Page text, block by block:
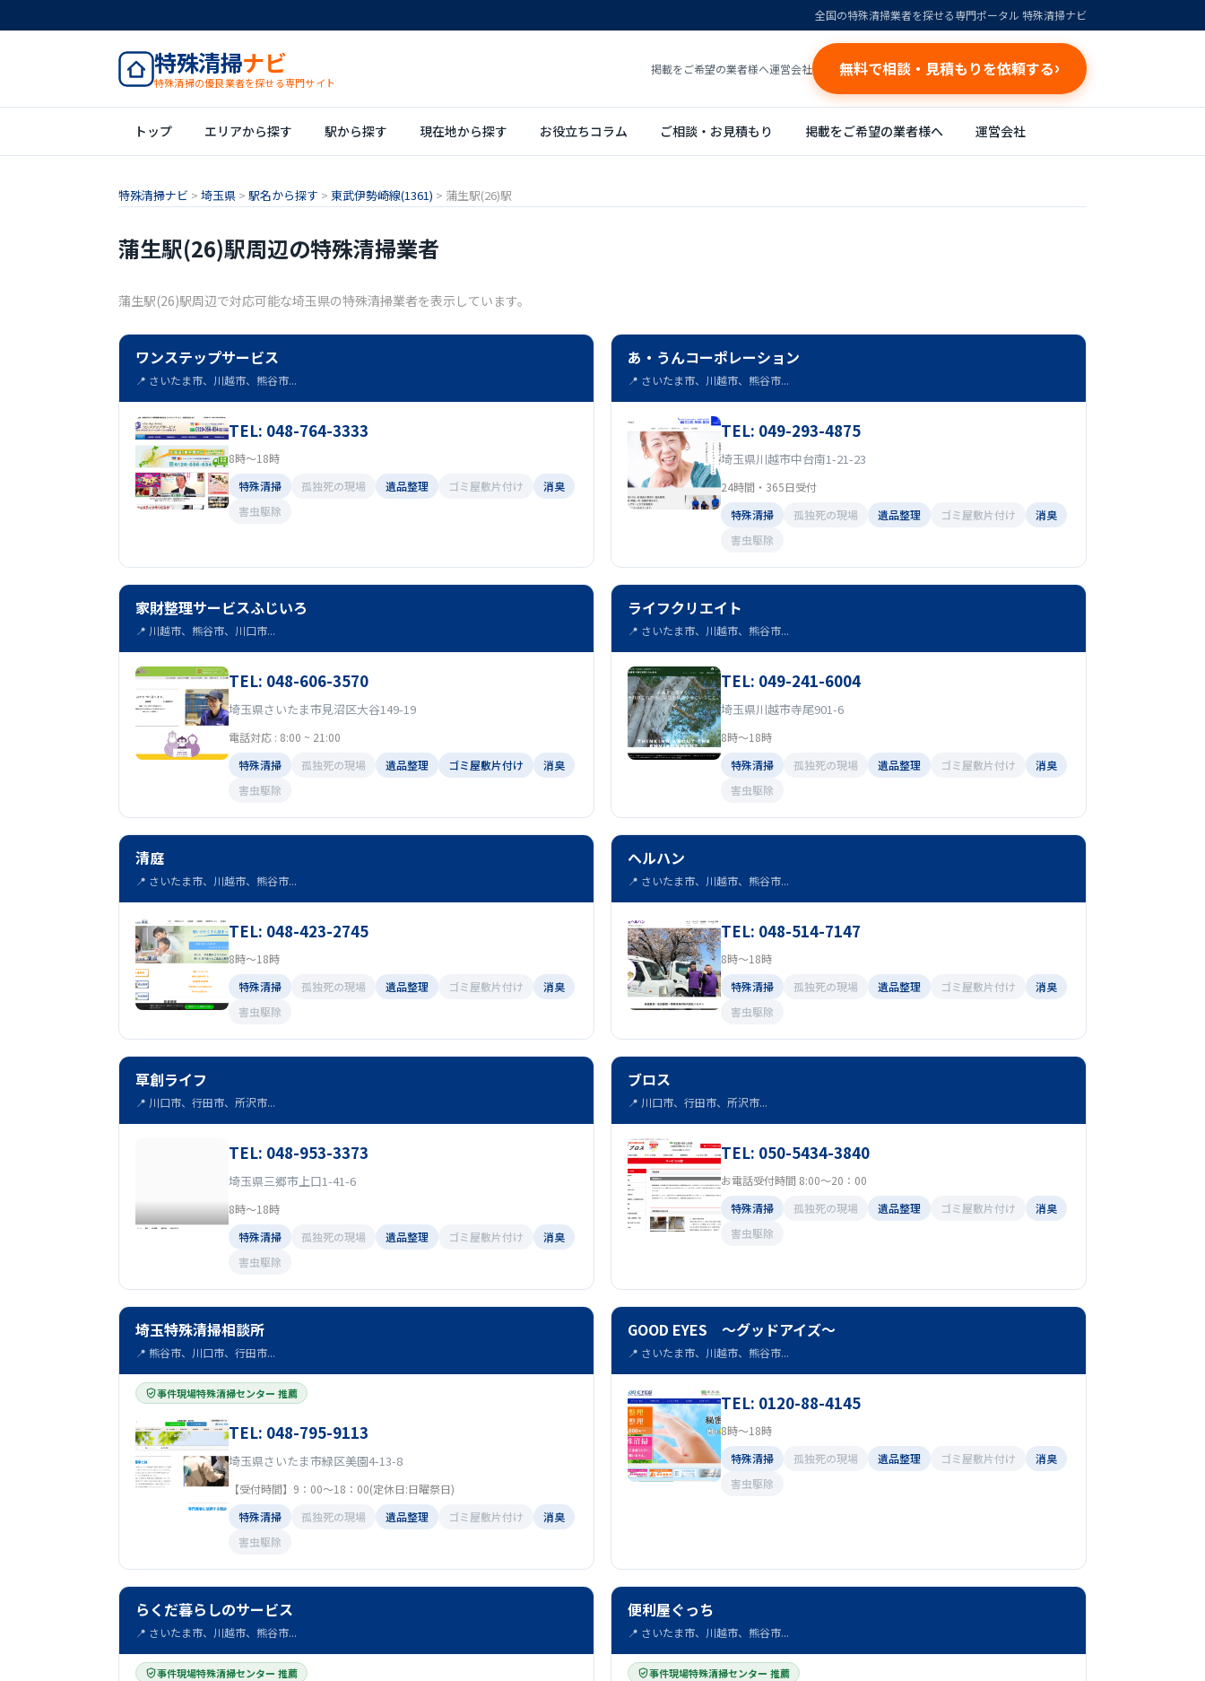
全国の特殊清掃業者を探せる専門ポータル 特殊清掃ナビ
特殊清掃ナビ
特殊清掃の優良業者を探せる専門サイト
掲載をご希望の業者様へ運営会社 無料で相談・見積もりを依頼する
トップ エリアから探す 駅から探す 現在地から探す お役立ちコラム ご相談・お見積もり 掲載をご希望の業者様へ 運営会社
特殊清掃ナビ > 埼玉県 > 駅名から探す > 東武伊勢崎線(1361) > 蒲生駅(26)駅
蒲生駅(26)駅周辺の特殊清掃業者
蒲生駅(26)駅周辺で対応可能な埼玉県の特殊清掃業者を表示しています。
ワンステップサービス
📍 さいたま市、川越市、熊谷市...
TEL: 048-764-3333
8時～18時
特殊清掃
孤独死の現場 遺品整理 ゴミ屋敷片付け
消臭
害虫駆除
あ・うんコーポレーション
📍 さいたま市、川越市、熊谷市...
TEL: 049-293-4875
埼玉県川越市中台南1-21-23
24時間・365日受付
特殊清掃
孤独死の現場 遺品整理 ゴミ屋敷片付け
消臭
害虫駆除
家財整理サービスふじいろ
📍 川越市、熊谷市、川口市...
TEL: 048-606-3570
埼玉県さいたま市見沼区大谷149-19
電話対応 : 8:00 ~ 21:00
特殊清掃
孤独死の現場 遺品整理 ゴミ屋敷片付け
消臭
害虫駆除
ライフクリエイト
📍 さいたま市、川越市、熊谷市...
TEL: 049-241-6004
埼玉県川越市寺尾901-6
8時～18時
特殊清掃
孤独死の現場 遺品整理 ゴミ屋敷片付け
消臭
害虫駆除
清庭
📍 さいたま市、川越市、熊谷市...
TEL: 048-423-2745
8時～18時
特殊清掃
孤独死の現場 遺品整理 ゴミ屋敷片付け
消臭
害虫駆除
ヘルハン
📍 さいたま市、川越市、熊谷市...
TEL: 048-514-7147
8時～18時
特殊清掃
孤独死の現場 遺品整理 ゴミ屋敷片付け
消臭
害虫駆除
草創ライフ
📍 川口市、行田市、所沢市...
TEL: 048-953-3373
埼玉県三郷市上口1-41-6
8時～18時
特殊清掃
孤独死の現場 遺品整理 ゴミ屋敷片付け
消臭
害虫駆除
ブロス
📍 川口市、行田市、所沢市...
TEL: 050-5434-3840
お電話受付時間 8:00～20：00
特殊清掃
孤独死の現場 遺品整理 ゴミ屋敷片付け
消臭
害虫駆除
埼玉特殊清掃相談所
📍 熊谷市、川口市、行田市...
事件現場特殊清掃センター 推薦
TEL: 048-795-9113
埼玉県さいたま市緑区美園4-13-8
【受付時間】9：00～18：00(定休日:日曜祭日)
特殊清掃
孤独死の現場 遺品整理 ゴミ屋敷片付け
消臭
害虫駆除
GOOD EYES ～グッドアイズ～
📍 さいたま市、川越市、熊谷市...
TEL: 0120-88-4145
8時～18時
特殊清掃
孤独死の現場 遺品整理 ゴミ屋敷片付け
消臭
害虫駆除
らくだ暮らしのサービス
📍 さいたま市、川越市、熊谷市...
事件現場特殊清掃センター 推薦
便利屋ぐっち
📍 さいたま市、川越市、熊谷市...
事件現場特殊清掃センター 推薦